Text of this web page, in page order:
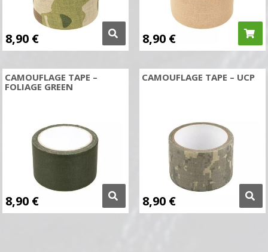
8,90 € 8,90 €
CAMOUFLAGE TAPE –
FOLIAGE GREEN
8,90 €
CAMOUFLAGE TAPE – UCP
8,90 €